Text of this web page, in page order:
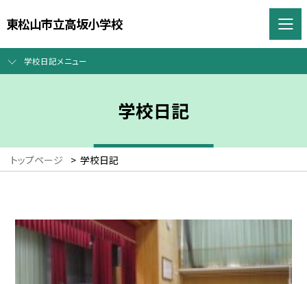
東松山市立高坂小学校
学校日記メニュー
学校日記
トップページ > 学校日記